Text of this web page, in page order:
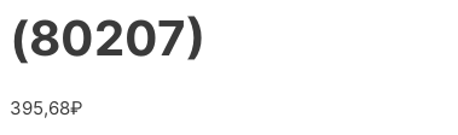
(80207)
395,68₽